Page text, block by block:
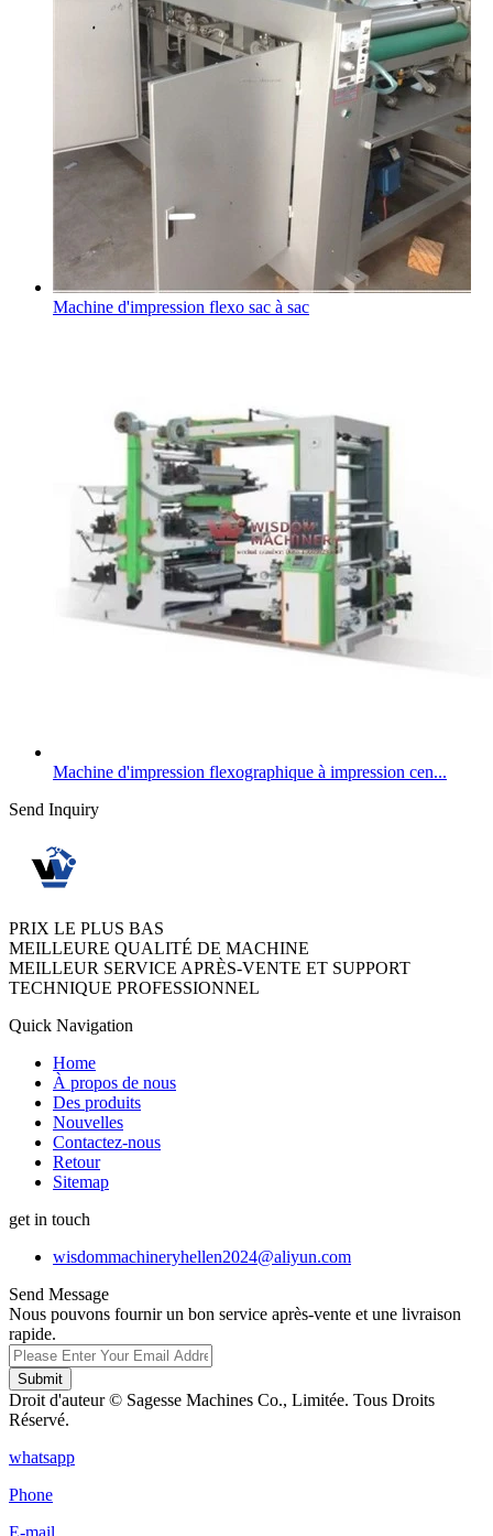
Machine d'impression flexo sac à sac
Machine d'impression flexographique à impression cen...
Send Inquiry
PRIX LE PLUS BAS
MEILLEURE QUALITÉ DE MACHINE
MEILLEUR SERVICE APRÈS-VENTE ET SUPPORT
TECHNIQUE PROFESSIONNEL
Quick Navigation
Home
À propos de nous
Des produits
Nouvelles
Contactez-nous
Retour
Sitemap
get in touch
wisdommachineryhellen2024@aliyun.com
Send Message
Nous pouvons fournir un bon service après-vente et une livraison
rapide.
Submit
Droit d'auteur © Sagesse Machines Co., Limitée. Tous Droits
Réservé.
whatsapp
Phone
E-mail